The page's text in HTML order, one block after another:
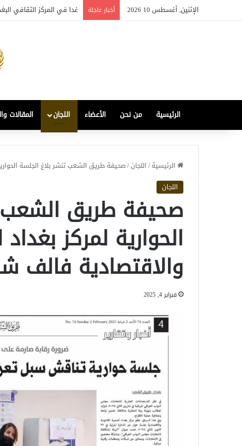
الإثنين, أغسطس 10 2026 أخبار عاجلة غدا في المركز الثقافي
الرئيسية من نحن الأعضاء اللجان المقالات
الرئيسية/اللجان/صحيفة طريق الشعب تنشر بلاغ الجلسة
اللجان
صحيفة طريق الشعب
الحوارية لمركز بغداد
والاقتصادية فالف
فبراير 4, 2025